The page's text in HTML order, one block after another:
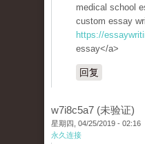
medical school
custom essay
https://
essay</a>
回复
w7i8c5a7 (未验证)
星期四, 04/25/2019 - 02:16
永久连接